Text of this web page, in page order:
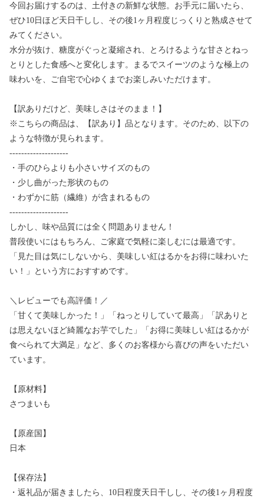
今回お届けするのは、土付きの新鮮な状態。お手元に届いたら、
ぜひ10日ほど天日干しし、その後1ヶ月程度じっくりと熟成させて
みてください。
水分が抜け、糖度がぐっと凝縮され、とろけるような甘さとねっ
とりとした食感へと変化します。まるでスイーツのような極上の
味わいを、ご自宅で心ゆくまでお楽しみいただけます。
【訳ありだけど、美味しさはそのまま！】
※こちらの商品は、【訳あり】品となります。そのため、以下の
ような特徴が見られます。
--------------------
・手のひらよりも小さいサイズのもの
・少し曲がった形状のもの
・わずかに筋（繊維）が含まれるもの
--------------------
しかし、味や品質には全く問題ありません！
普段使いにはもちろん、ご家庭で気軽に楽しむには最適です。
「見た目は気にしないから、美味しい紅はるかをお得に味わいた
い！」という方におすすめです。
＼レビューでも高評価！／
「甘くて美味しかった！」「ねっとりしていて最高」「訳ありと
は思えないほど綺麗なお芋でした」「お得に美味しい紅はるかが
食べられて大満足」など、多くのお客様から喜びの声をいただい
ています。
【原材料】
さつまいも
【原産国】
日本
【保存法】
・返礼品が届きましたら、10日程度天日干しし、その後1ヶ月程度